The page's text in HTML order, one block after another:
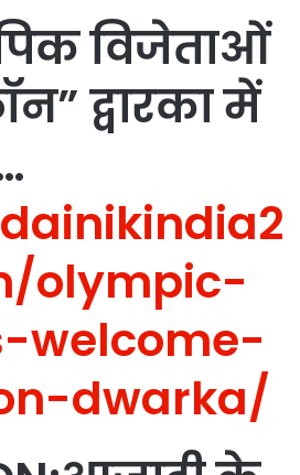
विजेताओं
द्वारका में
olympic-
welcome-
dwarka/